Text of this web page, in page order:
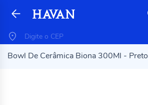
Bowl De Cerâmica Biona 300Ml - Preto